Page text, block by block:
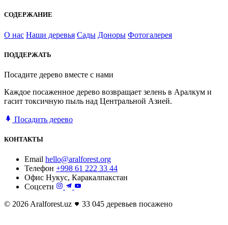
СОДЕРЖАНИЕ
О нас Наши деревья Сады Доноры Фотогалерея
ПОДДЕРЖАТЬ
Посадите дерево вместе с нами
Каждое посаженное дерево возвращает зелень в Аралкум и
гасит токсичную пыль над Центральной Азией.
Посадить дерево
КОНТАКТЫ
Email hello@aralforest.org
Телефон +998 61 222 33 44
Офис Нукус, Каракалпакстан
Соцсети
© 2026 Aralforest.uz
33 045 деревьев посажено